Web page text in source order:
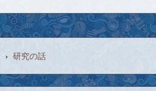
› 研究の話